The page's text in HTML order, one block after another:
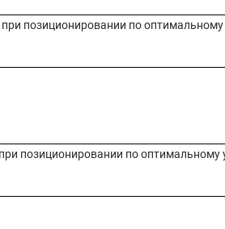
при позиционировании по
позиционировании по оптимальному